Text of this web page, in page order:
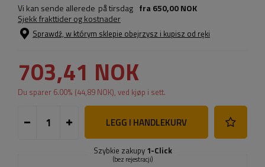
Vi kan sende allerede på tirsdag fra650,00 NOK
Sjekk frakttider og kostnader
Sprawdź, w którym sklepie obejrzysz i kupisz od ręki
703,41 NOK
Du sparer 6.00% (44,89 NOK), ved kjøp i sett.
LEGG I HANDLEKURV
Szybkie zakupy 1-Click
(bez rejestracji)